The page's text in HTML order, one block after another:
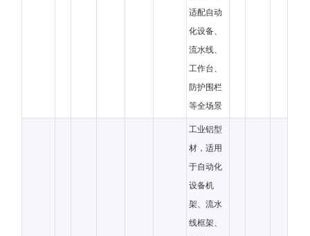
适配自动
化设备、
流水线、
工作台、
防护围栏
等全场景
工业铝型
材，适用
于自动化
设备机
架、流水
线框架、